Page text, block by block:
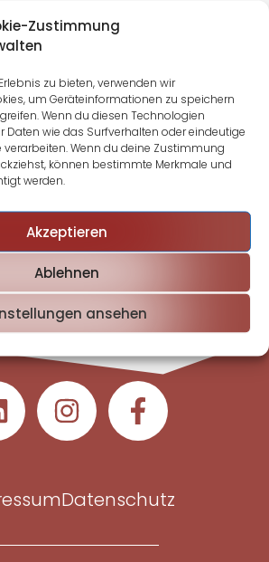
Zustimmung
zu bieten, verwenden wir
um Geräteinformationen zu speichern
Wenn du diesen Technologien
Daten wie das Surfverhalten oder eindeutige
verarbeiten. Wenn du deine Zustimmung
können bestimmte Merkmale und
werden.
Akzeptieren
Ablehnen
ansehen
Datenschutz